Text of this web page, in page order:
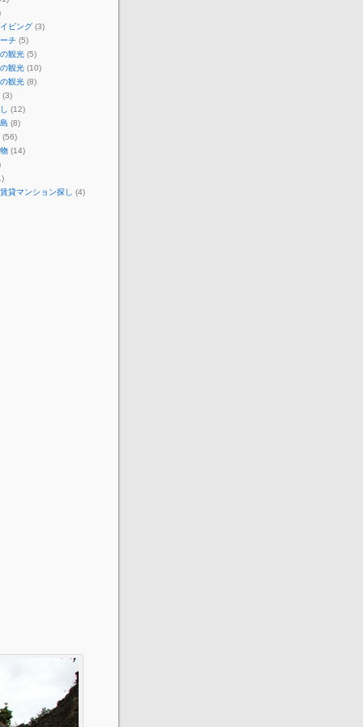
ビング (3)
チ (5)
観光 (5)
観光 (10)
観光 (8)
(3)
(12)
(8)
(56)
(14)
貸マンション探し (4)